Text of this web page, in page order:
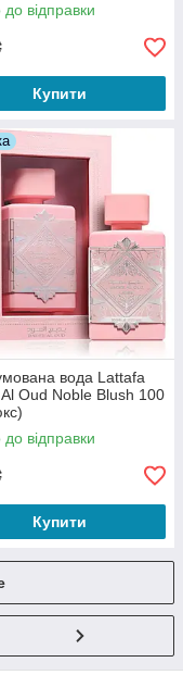
до відправки
Купити
вода Lattafa
Oud Noble Blush 100
до відправки
Купити